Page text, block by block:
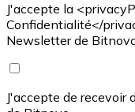
J'accepte la
Confidentialité</
Newsletter de
J'accepte de recevoir